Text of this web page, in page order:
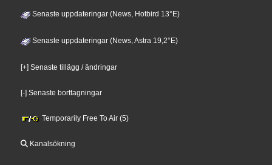
Senaste uppdateringar (News, Hotbird 13°E)
Senaste uppdateringar (News, Astra 19,2°E)
[+] Senaste tillägg / ändringar
[-] Senaste borttagningar
Temporarily Free To Air (5)
Kanalsökning